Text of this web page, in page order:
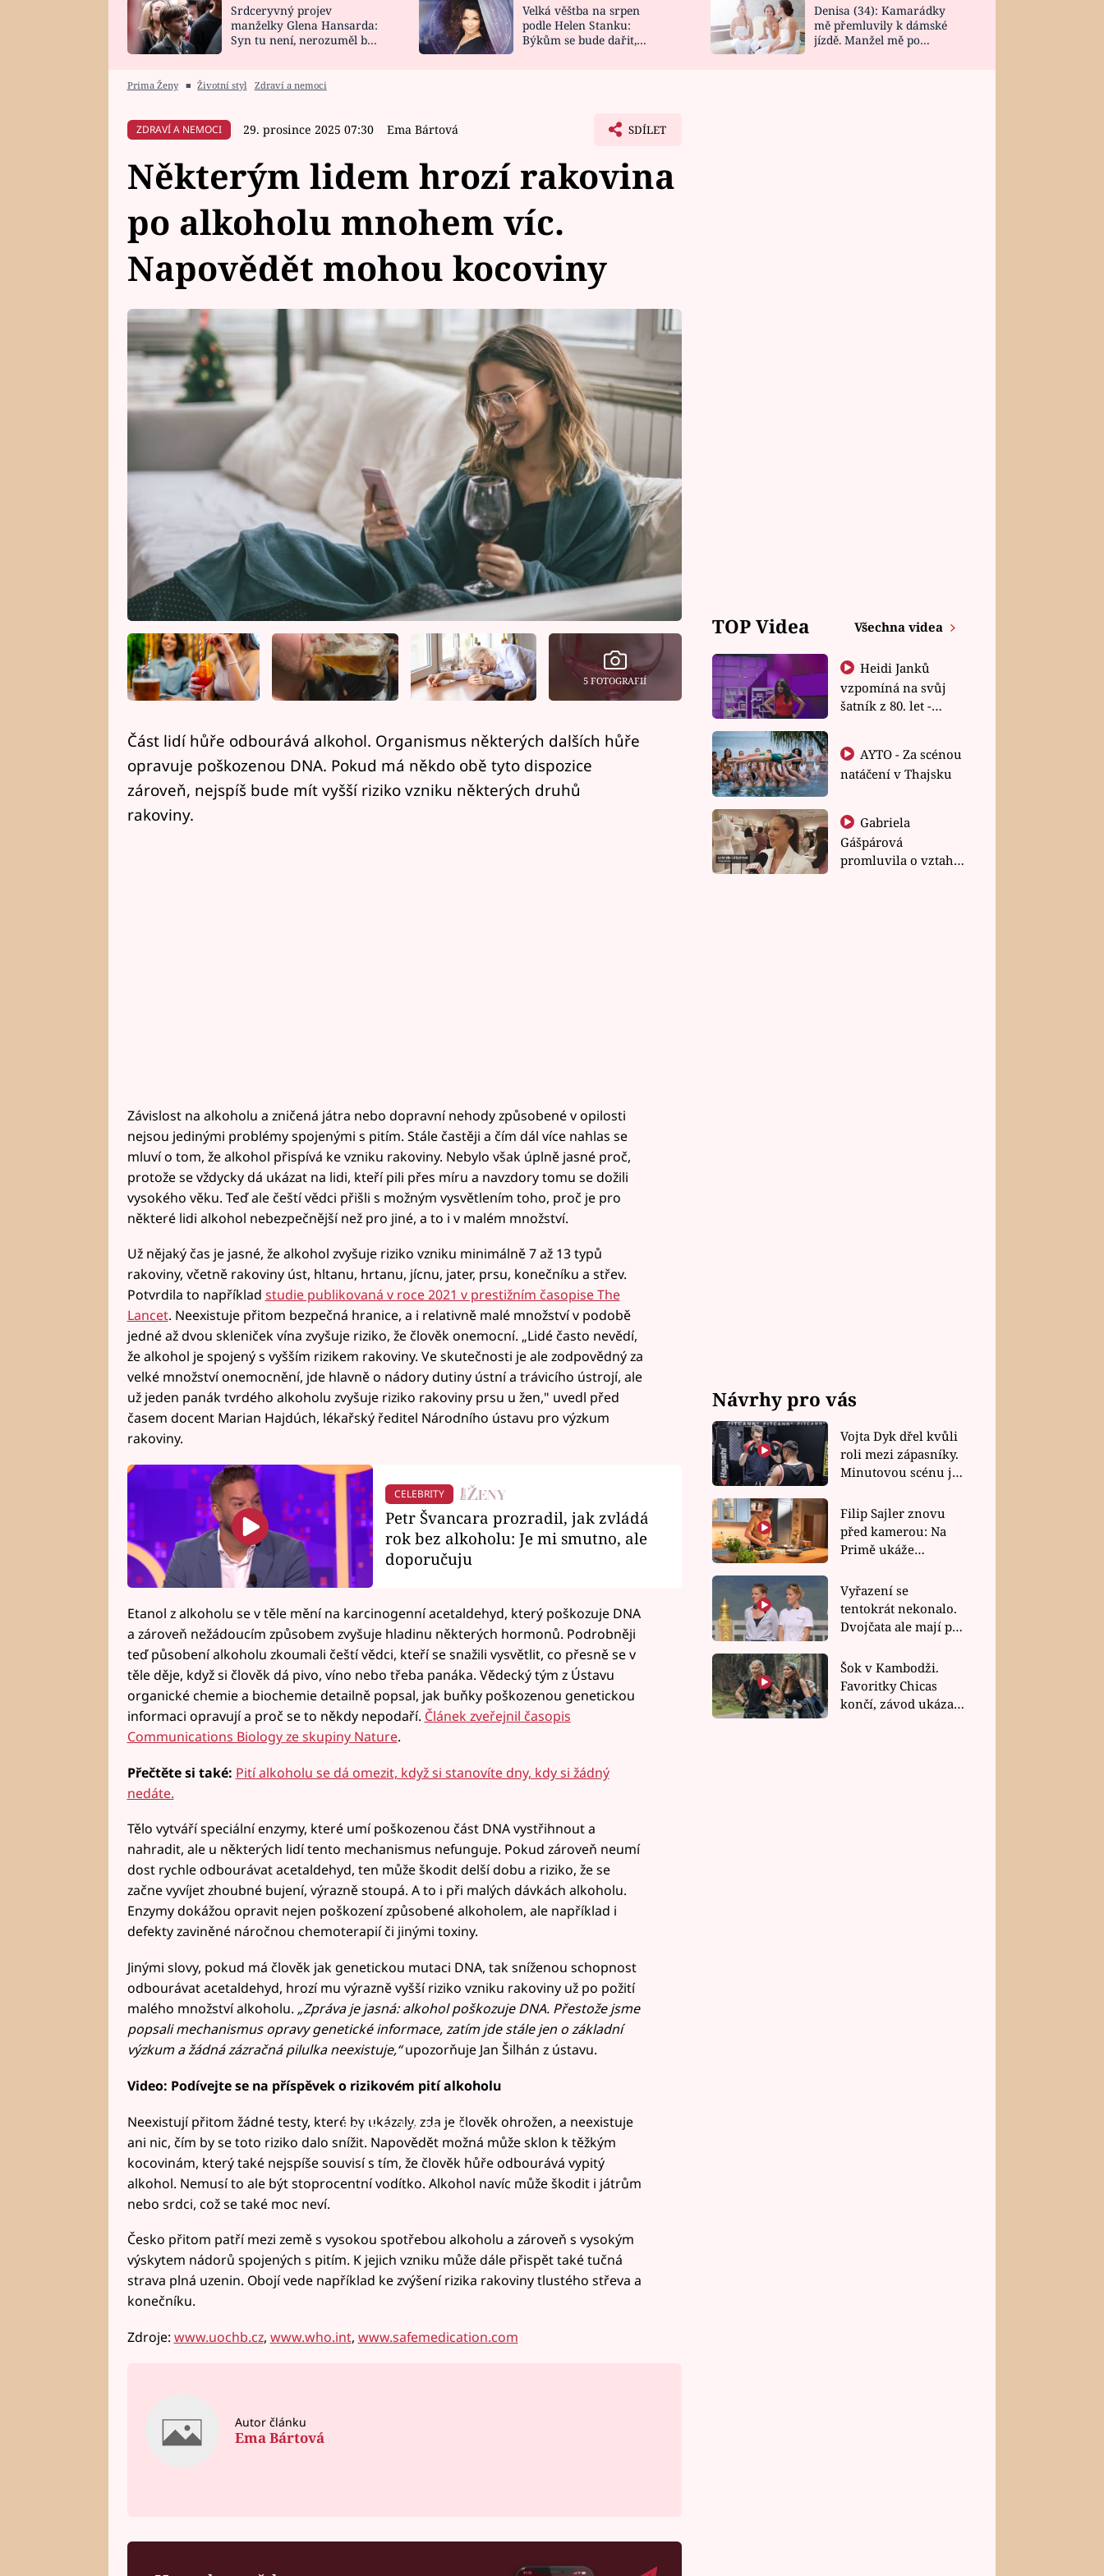
HOROSKOP NA
CELEBRITY
VAŘENÍ
NOVINKY
VIDEORECEPTY
DESIGN
Srdceryvný projev
manželky Glena Hansarda:
Syn tu není, nerozuměl by
Velká věštba na srpen
podle Helen Stanku:
Býkům se bude dařit,
Denisa (34): Kamarádky
mě přemluvily k dámské
jízdě. Manžel mě po
Prima Ženy ■ Životní styl Zdraví a nemoci
ZDRAVÍ A NEMOCI 29. prosince 2025 07:30 Ema Bártová SDÍLET
Některým lidem hrozí rakovina
po alkoholu mnohem víc.
Napovědět mohou kocoviny
5 FOTOGRAFIÍ
Část lidí hůře odbourává alkohol. Organismus některých dalších hůře
opravuje poškozenou DNA. Pokud má někdo obě tyto dispozice
zároveň, nejspíš bude mít vyšší riziko vzniku některých druhů
rakoviny.
Závislost na alkoholu a zničená játra nebo dopravní nehody způsobené v opilosti
nejsou jedinými problémy spojenými s pitím. Stále častěji a čím dál více nahlas se
mluví o tom, že alkohol přispívá ke vzniku rakoviny. Nebylo však úplně jasné proč,
protože se vždycky dá ukázat na lidi, kteří pili přes míru a navzdory tomu se dožili
vysokého věku. Teď ale čeští vědci přišli s možným vysvětlením toho, proč je pro
některé lidi alkohol nebezpečnější než pro jiné, a to i v malém množství.
Už nějaký čas je jasné, že alkohol zvyšuje riziko vzniku minimálně 7 až 13 typů
rakoviny, včetně rakoviny úst, hltanu, hrtanu, jícnu, jater, prsu, konečníku a střev.
Potvrdila to například studie publikovaná v roce 2021 v prestižním časopise The
Lancet. Neexistuje přitom bezpečná hranice, a i relativně malé množství v podobě
jedné až dvou skleniček vína zvyšuje riziko, že člověk onemocní. „Lidé často nevědí,
že alkohol je spojený s vyšším rizikem rakoviny. Ve skutečnosti je ale zodpovědný za
velké množství onemocnění, jde hlavně o nádory dutiny ústní a trávicího ústrojí, ale
už jeden panák tvrdého alkoholu zvyšuje riziko rakoviny prsu u žen," uvedl před
časem docent Marian Hajdúch, lékařský ředitel Národního ústavu pro výzkum
rakoviny.
CELEBRITY
Petr Švancara prozradil, jak zvládá
rok bez alkoholu: Je mi smutno, ale
doporučuju
Etanol z alkoholu se v těle mění na karcinogenní acetaldehyd, který poškozuje DNA
a zároveň nežádoucím způsobem zvyšuje hladinu některých hormonů. Podrobněji
teď působení alkoholu zkoumali čeští vědci, kteří se snažili vysvětlit, co přesně se v
těle děje, když si člověk dá pivo, víno nebo třeba panáka. Vědecký tým z Ústavu
organické chemie a biochemie detailně popsal, jak buňky poškozenou genetickou
informaci opravují a proč se to někdy nepodaří. Článek zveřejnil časopis
Communications Biology ze skupiny Nature.
Přečtěte si také: Pití alkoholu se dá omezit, když si stanovíte dny, kdy si žádný
nedáte.
Tělo vytváří speciální enzymy, které umí poškozenou část DNA vystřihnout a
nahradit, ale u některých lidí tento mechanismus nefunguje. Pokud zároveň neumí
dost rychle odbourávat acetaldehyd, ten může škodit delší dobu a riziko, že se
začne vyvíjet zhoubné bujení, výrazně stoupá. A to i při malých dávkách alkoholu.
Enzymy dokážou opravit nejen poškození způsobené alkoholem, ale například i
defekty zaviněné náročnou chemoterapií či jinými toxiny.
Jinými slovy, pokud má člověk jak genetickou mutaci DNA, tak sníženou schopnost
odbourávat acetaldehyd, hrozí mu výrazně vyšší riziko vzniku rakoviny už po požití
malého množství alkoholu. „Zpráva je jasná: alkohol poškozuje DNA. Přestože jsme
popsali mechanismus opravy genetické informace, zatím jde stále jen o základní
výzkum a žádná zázračná pilulka neexistuje,“upozorňuje Jan Šilhán z ústavu.
Video: Podívejte se na příspěvek o rizikovém pití alkoholu
Failed to fetch
Neexistují přitom žádné testy, které by ukázaly, zda je člověk ohrožen, a neexistuje
ani nic, čím by se toto riziko dalo snížit. Napovědět možná může sklon k těžkým
kocovinám, který také nejspíše souvisí s tím, že člověk hůře odbourává vypitý
alkohol. Nemusí to ale být stoprocentní vodítko. Alkohol navíc může škodit i játrům
nebo srdci, což se také moc neví.
Česko přitom patří mezi země s vysokou spotřebou alkoholu a zároveň s vysokým
výskytem nádorů spojených s pitím. K jejich vzniku může dále přispět také tučná
strava plná uzenin. Obojí vede například ke zvýšení rizika rakoviny tlustého střeva a
konečníku.
Zdroje: www.uochb.cz, www.who.int, www.safemedication.com
Autor článku
Ema Bártová
TOP Videa Všechna videa
Heidi Janků
vzpomíná na svůj
šatník z 80. let -
natáčení v Thajsku
Gabriela
Gášpárová
promluvila o vztahu
Návrhy pro vás
Vojta Dyk dřel kvůli
roli mezi zápasníky.
Minutovou scénu jel
Filip Sajler znovu
před kamerou: Na
Primě ukáže
rychlé recepty
Vyřazení se
tentokrát nekonalo.
Dvojčata ale mají po
závodu nůž na krku
Šok v Kambodži.
Favoritky Chicas
končí, závod ukázal